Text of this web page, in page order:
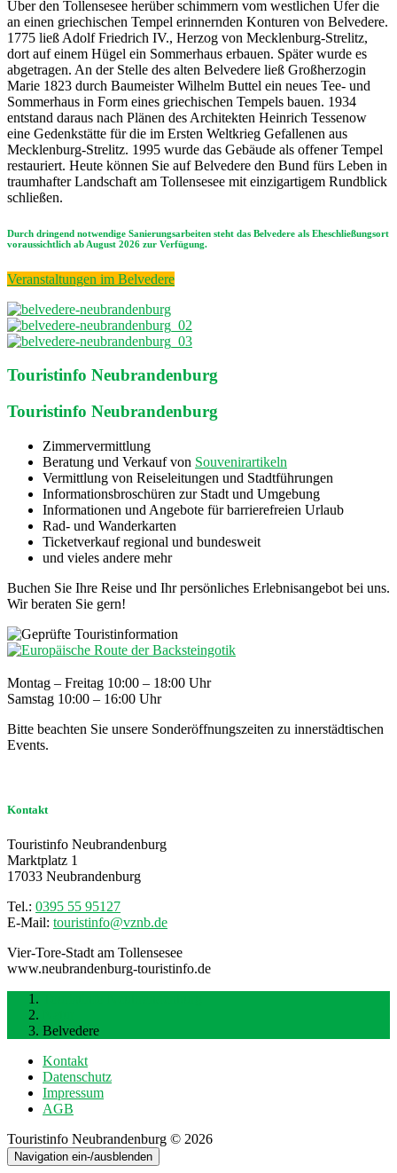
Über den Tollensesee herüber schimmern vom westlichen Ufer die
an einen griechischen Tempel erinnernden Konturen von Belvedere.
1775 ließ Adolf Friedrich IV., Herzog von Mecklenburg-Strelitz,
dort auf einem Hügel ein Sommerhaus erbauen. Später wurde es
abgetragen. An der Stelle des alten Belvedere ließ Großherzogin
Marie 1823 durch Baumeister Wilhelm Buttel ein neues Tee- und
Sommerhaus in Form eines griechischen Tempels bauen. 1934
entstand daraus nach Plänen des Architekten Heinrich Tessenow
eine Gedenkstätte für die im Ersten Weltkrieg Gefallenen aus
Mecklenburg-Strelitz. 1995 wurde das Gebäude als offener Tempel
restauriert. Heute können Sie auf Belvedere den Bund fürs Leben in
traumhafter Landschaft am Tollensesee mit einzigartigem Rundblick
schließen.
Durch dringend notwendige Sanierungsarbeiten steht das Belvedere als Eheschließungsort
voraussichtlich ab August 2026 zur Verfügung.
Veranstaltungen im Belvedere
Touristinfo Neubrandenburg
Touristinfo Neubrandenburg
Zimmervermittlung
Beratung und Verkauf von Souvenirartikeln
Vermittlung von Reiseleitungen und Stadtführungen
Informationsbroschüren zur Stadt und Umgebung
Informationen und Angebote für barrierefreien Urlaub
Rad- und Wanderkarten
Ticketverkauf regional und bundesweit
und vieles andere mehr
Buchen Sie Ihre Reise und Ihr persönliches Erlebnisangebot bei uns.
Wir beraten Sie gern!
Montag – Freitag 10:00 – 18:00 Uhr
Samstag 10:00 – 16:00 Uhr
Bitte beachten Sie unsere Sonderöffnungszeiten zu innerstädtischen
Events.
Kontakt
Touristinfo Neubrandenburg
Marktplatz 1
17033 Neubrandenburg
Tel.: 0395 55 95127
E-Mail: touristinfo@vznb.de
Vier-Tore-Stadt am Tollensesee
www.neubrandenburg-touristinfo.de
Belvedere
Kontakt
Datenschutz
Impressum
AGB
Touristinfo Neubrandenburg © 2026
Navigation ein-/ausblenden